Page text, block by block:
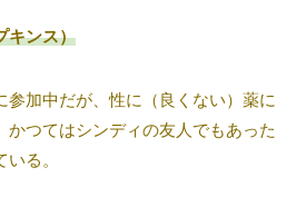
キンス）
参加中だが、性に（良くない）薬に
かつてはシンディの友人でもあった
る。